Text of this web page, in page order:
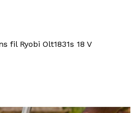
fil Ryobi Olt1831s 18 V